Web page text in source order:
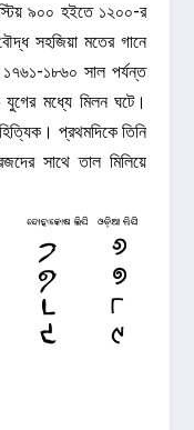
৯০০ হইতে ১২০০-র
সহজিয়া মতের গানে
১৭৬১-১৮৬০ সাল পর্যন্ত
মধ্যে মিলন ঘটে।
প্রথমদিকে তিনি
সাথে তাল মিলিয়ে